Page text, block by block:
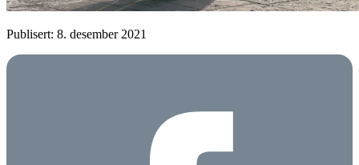
Publisert: 8. desember 2021